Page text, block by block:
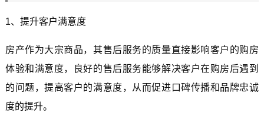
1、提升客户满意度
房产作为大宗商品，其售后服务的质量直接影响客户的购房
体验和满意度，良好的售后服务能够解决客户在购房后遇到
的问题，提高客户的满意度，从而促进口碑传播和品牌忠诚
度的提升。